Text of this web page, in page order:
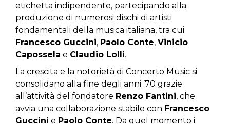
etichetta indipendente, partecipando alla
produzione di numerosi dischi di artisti
fondamentali della musica italiana, tra cui
Francesco Guccini, Paolo Conte, Vinicio
Capossela e Claudio Lolli.
La crescita e la notorietà di Concerto Music si
consolidano alla fine degli anni ’70 grazie
all’attività del fondatore Renzo Fantini, che
avvia una collaborazione stabile con Francesco
Guccini e Paolo Conte. Da quel momento i